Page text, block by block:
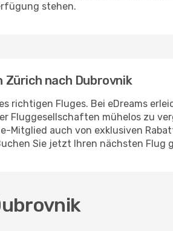
stehen.
Zürich nach Dubrovnik
richtigen Fluges. Bei eDreams
Fluggesellschaften mühelos zu
Mitglied auch von exklusiven
Sie jetzt Ihren nächsten Flug